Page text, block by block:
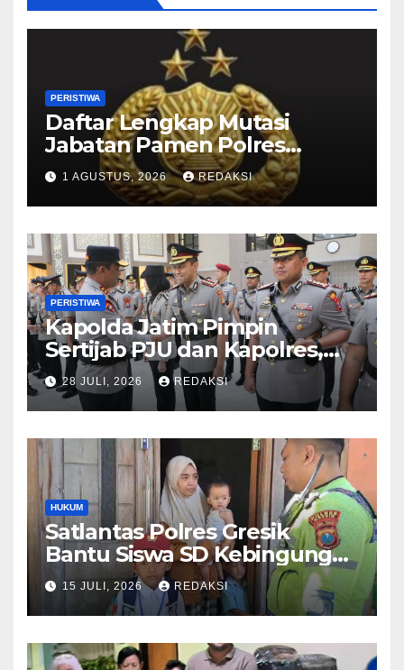
PERISTIWA
Daftar Lengkap Mutasi
Jabatan Pamen Polres
Jajaran Polda Jatim 2026
1 AGUSTUS, 2026 REDAKSI
PERISTIWA
Kapolda Jatim Pimpin
Sertijab PJU dan Kapolres,
Perkuat Regenerasi
Kepemimpinan dan
Pelayanan Presisi
28 JULI, 2026 REDAKSI
HUKUM
Satlantas Polres Gresik
Bantu Siswa SD Kebingungan
Saat Pulang Sekolah,
Langsung Diantar ke Rumah
Orang Tua Lega
15 JULI, 2026 REDAKSI